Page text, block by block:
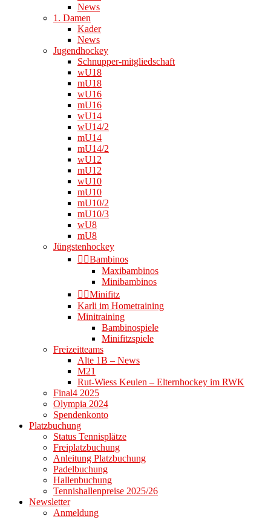
News
1. Damen
Kader
News
Jugendhockey
Schnupper-mitgliedschaft
wU18
mU18
wU16
mU16
wU14
wU14/2
mU14
mU14/2
wU12
mU12
wU10
mU10
mU10/2
mU10/3
wU8
mU8
Jüngstenhockey
👉🏻Bambinos
Maxibambinos
Minibambinos
👉🏻Minifitz
Karli im Hometraining
Minitraining
Bambinospiele
Minifitzspiele
Freizeitteams
Alte 1B – News
M21
Rut-Wiess Keulen – Elternhockey im RWK
Final4 2025
Olympia 2024
Spendenkonto
Platzbuchung
Status Tennisplätze
Freiplatzbuchung
Anleitung Platzbuchung
Padelbuchung
Hallenbuchung
Tennishallenpreise 2025/26
Newsletter
Anmeldung